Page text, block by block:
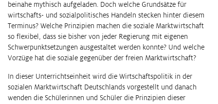
beinahe mythisch aufgeladen. Doch welche Grundsätze für
wirtschafts- und sozialpolitisches Handeln stecken hinter diesem
Terminus? Welche Prinzipien machen die soziale Marktwirtschaft
so flexibel, dass sie bisher von jeder Regierung mit eigenen
Schwerpunktsetzungen ausgestaltet werden konnte? Und welche
Vorzüge hat die soziale gegenüber der freien Marktwirtschaft?
In dieser Unterrichtseinheit wird die Wirtschaftspolitik in der
sozialen Marktwirtschaft Deutschlands vorgestellt und danach
wenden die Schülerinnen und Schüler die Prinzipien dieser